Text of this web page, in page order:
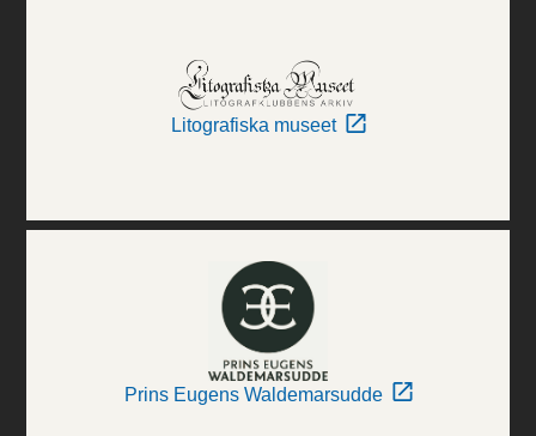
Litografiska museet
Prins Eugens Waldemarsudde